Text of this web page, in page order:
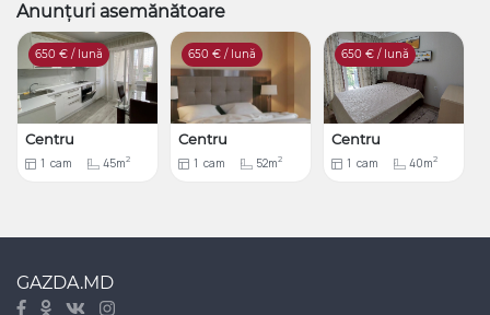
Anunțuri asemănătoare
650 € / lună
Centru
1 cam 45m2
650 € / lună
Centru
1 cam 52m2
650 € / lună
Centru
1 cam 40m2
GAZDA.MD